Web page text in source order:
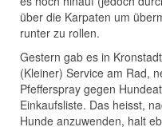
über die Karpaten um
runter zu rollen.
Gestern gab es in
(Kleiner) Service am Rad,
Pfefferspray gegen
Einkaufsliste. Das heisst,
Hunde anzuwenden, halt